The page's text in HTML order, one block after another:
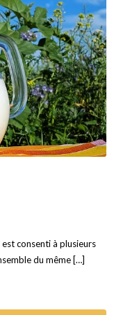
consenti à plusieurs
du même […]